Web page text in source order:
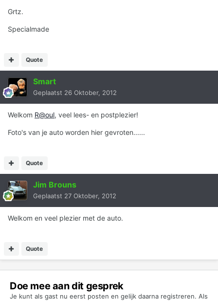
Grtz.
Specialmade
Quote
Smart
Geplaatst 26 Oktober, 2012
Welkom R@oul, veel lees- en postplezier!
Foto's van je auto worden hier gevroten......
Quote
Jim Brouns
Geplaatst 27 Oktober, 2012
Welkom en veel plezier met de auto.
Quote
Doe mee aan dit gesprek
Je kunt als gast nu eerst posten en gelijk daarna registreren. Als